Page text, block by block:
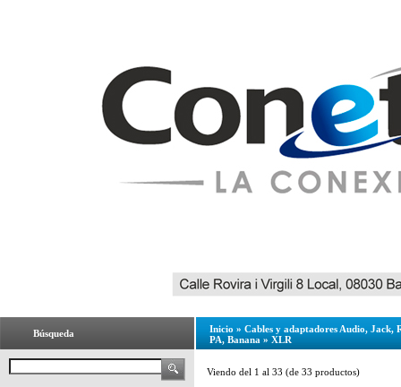
Búsqueda Inicio » Cables y adaptadores Audio, Jack,
PA, Banana » XLR
Viendo del 1 al 33 (de 33 productos)